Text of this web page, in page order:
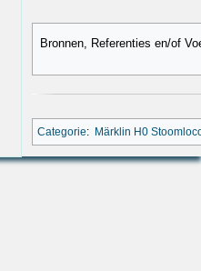
Bronnen, Referenties en/of
Categorie: Märklin H0